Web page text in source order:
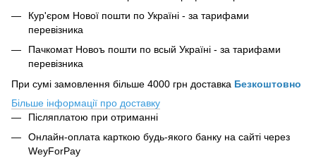
Кур'єром Нової пошти по Україні - за тарифами
перевізника
Пачкомат Новоъ пошти по всый Україні - за тарифами
перевізника
При сумі замовлення більше 4000 грн доставка Безкоштовно
Більше інформації про доставку
Післяплатою при отриманні
Онлайн-оплата карткою будь-якого банку на сайті через
WeyForPay